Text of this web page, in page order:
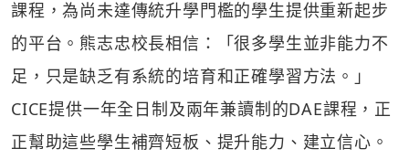
課程，為尚未達傳統升學門檻的學生提供重新起步
的平台。熊志忠校長相信：「很多學生並非能力不
足，只是缺乏有系統的培育和正確學習方法。」
CICE提供一年全日制及兩年兼讀制的DAE課程，正
正幫助這些學生補齊短板、提升能力、建立信心。